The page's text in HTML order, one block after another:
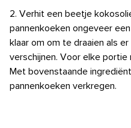
2. Verhit een beetje
pannenkoeken ongeveer
klaar om om te draaien als
verschijnen. Voor elke
Met bovenstaande
pannenkoeken verkregen.